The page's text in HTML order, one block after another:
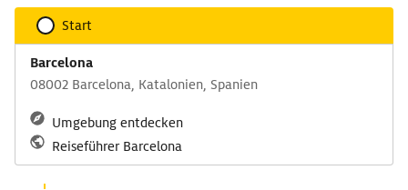
Start
Barcelona
08002 Barcelona, Katalonien, Spanien
Umgebung entdecken
Reiseführer Barcelona